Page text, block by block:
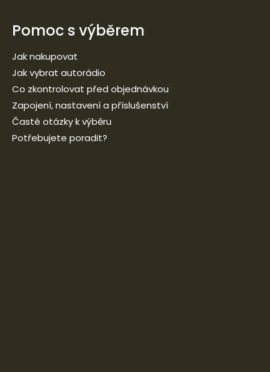
Pomoc s výběrem
Jak nakupovat
Jak vybrat autorádio
Co zkontrolovat před objednávkou
Zapojení, nastavení a příslušenství
Časté otázky k výběru
Potřebujete poradit?